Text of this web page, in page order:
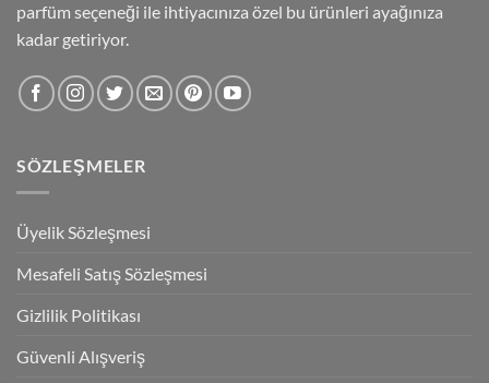
parfüm seçeneği ile ihtiyacınıza özel bu ürünleri ayağınıza
kadar getiriyor.
SÖZLEŞMELER
Üyelik Sözleşmesi
Mesafeli Satış Sözleşmesi
Gizlilik Politikası
Güvenli Alışveriş